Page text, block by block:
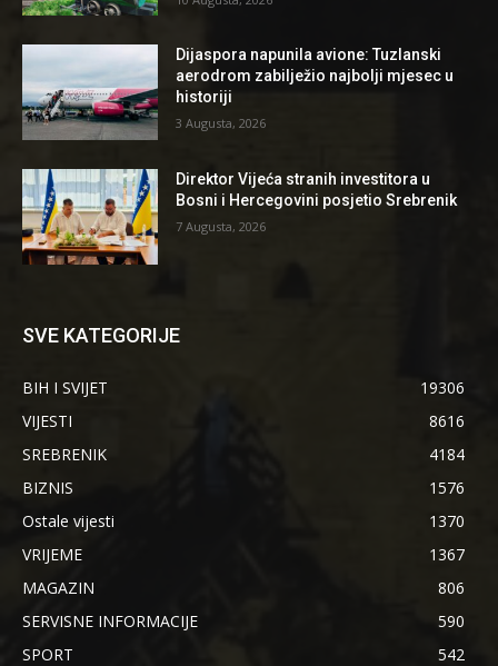
Dijaspora napunila avione: Tuzlanski
aerodrom zabilježio najbolji mjesec u
historiji
3 Augusta, 2026
Direktor Vijeća stranih investitora u
Bosni i Hercegovini posjetio Srebrenik
7 Augusta, 2026
SVE KATEGORIJE
BIH I SVIJET
19306
VIJESTI
8616
SREBRENIK
4184
BIZNIS
1576
Ostale vijesti
1370
VRIJEME
1367
MAGAZIN
806
SERVISNE INFORMACIJE
590
SPORT
542